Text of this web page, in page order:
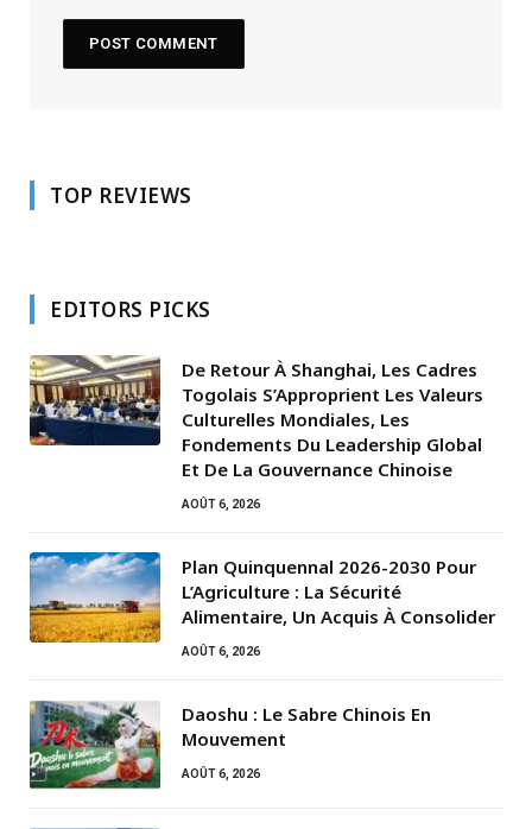
TOP REVIEWS
EDITORS PICKS
De Retour À Shanghai, Les Cadres
Togolais S’Approprient Les Valeurs
Culturelles Mondiales, Les
Fondements Du Leadership Global
Et De La Gouvernance Chinoise
AOÛT 6, 2026
Plan Quinquennal 2026-2030 Pour
L’Agriculture : La Sécurité
Alimentaire, Un Acquis À Consolider
AOÛT 6, 2026
Daoshu : Le Sabre Chinois En
Mouvement
AOÛT 6, 2026